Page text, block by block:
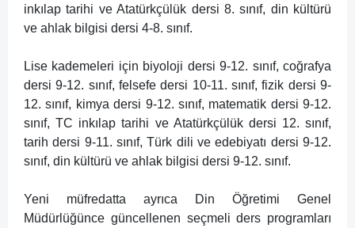
inkılap tarihi ve Atatürkçülük dersi 8. sınıf, din kültürü
ve ahlak bilgisi dersi 4-8. sınıf.
Lise kademeleri için biyoloji dersi 9-12. sınıf, coğrafya
dersi 9-12. sınıf, felsefe dersi 10-11. sınıf, fizik dersi 9-
12. sınıf, kimya dersi 9-12. sınıf, matematik dersi 9-12.
sınıf, TC inkılap tarihi ve Atatürkçülük dersi 12. sınıf,
tarih dersi 9-11. sınıf, Türk dili ve edebiyatı dersi 9-12.
sınıf, din kültürü ve ahlak bilgisi dersi 9-12. sınıf.
Yeni müfredatta ayrıca Din Öğretimi Genel
Müdürlüğünce güncellenen seçmeli ders programları